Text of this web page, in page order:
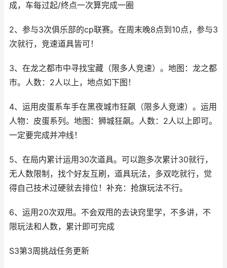
成，车每过起/终点一次算完成一圈
2、参与3次俱乐部的cp联赛。在周末晚8点到10点，参与3
次就行，竞速道具皆可！
3、在龙之都市中寻找宝藏（限多人竞速）。地图：龙之都
市。人数：2人以上，地点如下图！
4、运用皮蛋系车手在黑夜城市狂飙（限多人竞速）。运用
人物：皮蛋系列。地图：狮城狂飙。人数：2人以上即可。
一定要完成并冲线！
5、在局内累计运用30次道具。可以跑多次累计30就行，
无人数限制，找个好友互刷，道具玩法，多双吃就行，觉
得自己技术过硬就去排位！补充：抢旗玩法不行。
6、运用20次双甩。不会双甩的去诀窍里学，不多讲，不
限玩法和人数，累计即可完成
S3第3周挑战任务更新